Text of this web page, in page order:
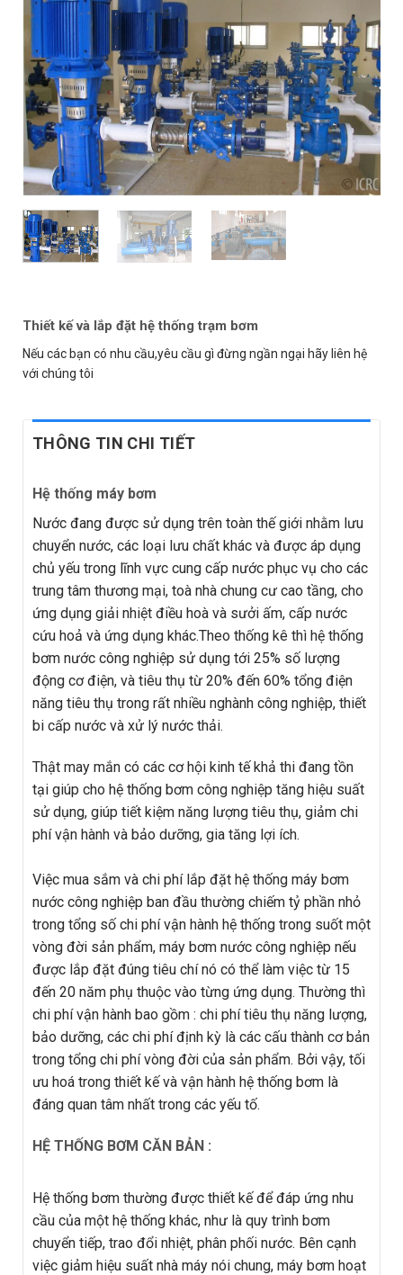
Thiết kế và lắp đặt hệ thống trạm bơm
Nếu các bạn có nhu cầu,yêu cầu gì đừng ngần ngại hãy liên hệ
với chúng tôi
THÔNG TIN CHI TIẾT
Hệ thống máy bơm
Nước đang được sử dụng trên toàn thế giới nhằm lưu
chuyển nước, các loại lưu chất khác và được áp dụng
chủ yếu trong lĩnh vực cung cấp nước phục vụ cho các
trung tâm thương mại, toà nhà chung cư cao tầng, cho
ứng dụng giải nhiệt điều hoà và sưởi ấm, cấp nước
cứu hoả và ứng dụng khác.Theo thống kê thì hệ thống
bơm nước công nghiệp sử dụng tới 25% số lượng
động cơ điện, và tiêu thụ từ 20% đến 60% tổng điện
năng tiêu thụ trong rất nhiều nghành công nghiệp, thiết
bi cấp nước và xử lý nước thải.
Thật may mắn có các cơ hội kinh tế khả thi đang tồn
tại giúp cho hệ thống bơm công nghiệp tăng hiệu suất
sử dụng, giúp tiết kiệm năng lượng tiêu thụ, giảm chi
phí vận hành và bảo dưỡng, gia tăng lợi ích.
Việc mua sắm và chi phí lắp đặt hệ thống máy bơm
nước công nghiệp ban đầu thường chiếm tỷ phần nhỏ
trong tổng số chi phí vận hành hệ thống trong suốt một
vòng đời sản phẩm, máy bơm nước công nghiệp nếu
được lắp đặt đúng tiêu chí nó có thể làm việc từ 15
đến 20 năm phụ thuộc vào từng ứng dụng. Thường thì
chi phí vận hành bao gồm : chi phí tiêu thụ năng lượng,
bảo dưỡng, các chi phí định kỳ là các cấu thành cơ bản
trong tổng chi phí vòng đời của sản phẩm. Bởi vậy, tối
ưu hoá trong thiết kế và vận hành hệ thống bơm là
đáng quan tâm nhất trong các yếu tố.
HỆ THỐNG BƠM CĂN BẢN :
Hệ thống bơm thường được thiết kế để đáp ứng nhu
cầu của một hệ thống khác, như là quy trình bơm
chuyển tiếp, trao đổi nhiệt, phân phối nước. Bên cạnh
việc giảm hiệu suất nhà máy nói chung, máy bơm hoạt